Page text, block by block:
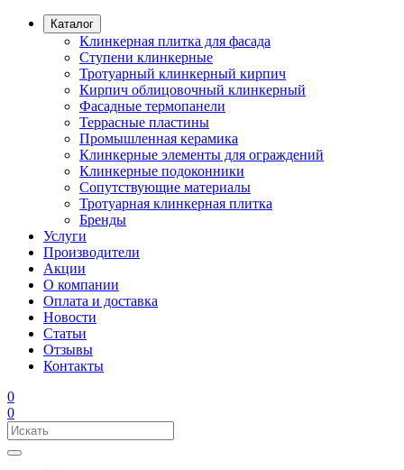
Каталог
Клинкерная плитка для фасада
Ступени клинкерные
Тротуарный клинкерный кирпич
Кирпич облицовочный клинкерный
Фасадные термопанели
Террасные пластины
Промышленная керамика
Клинкерные элементы для ограждений
Клинкерные подоконники
Сопутствующие материалы
Тротуарная клинкерная плитка
Бренды
Услуги
Производители
Акции
О компании
Оплата и доставка
Новости
Статьи
Отзывы
Контакты
0
0